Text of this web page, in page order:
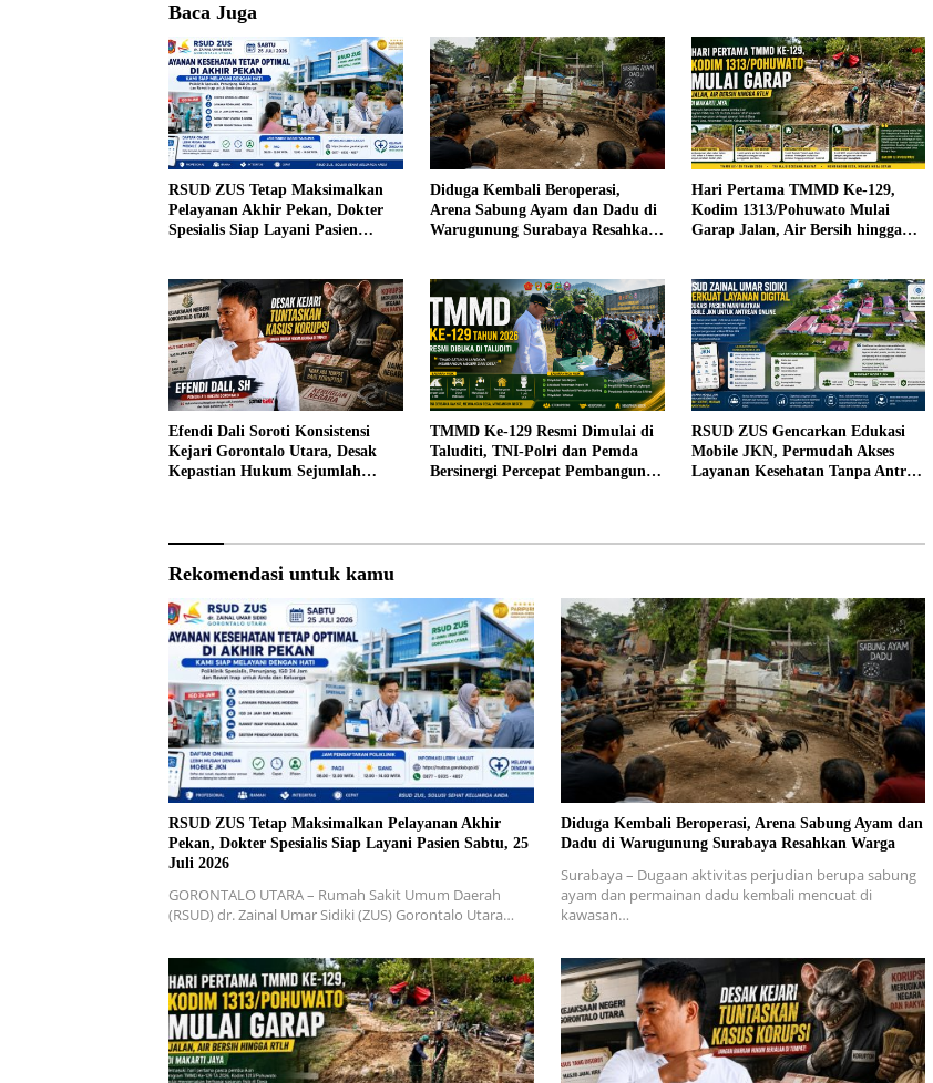
Baca Juga
RSUD ZUS Tetap Maksimalkan
Pelayanan Akhir Pekan, Dokter
Spesialis Siap Layani Pasien
Diduga Kembali Beroperasi,
Arena Sabung Ayam dan Dadu di
Warugunung Surabaya Resahkan
Hari Pertama TMMD Ke-129,
Kodim 1313/Pohuwato Mulai
Garap Jalan, Air Bersih hingga
Efendi Dali Soroti Konsistensi
Kejari Gorontalo Utara, Desak
Kepastian Hukum Sejumlah
TMMD Ke-129 Resmi Dimulai di
Taluditi, TNI-Polri dan Pemda
Bersinergi Percepat Pembangunan
RSUD ZUS Gencarkan Edukasi
Mobile JKN, Permudah Akses
Layanan Kesehatan Tanpa Antre
Rekomendasi untuk kamu
RSUD ZUS Tetap Maksimalkan Pelayanan Akhir
Pekan, Dokter Spesialis Siap Layani Pasien Sabtu, 25
Juli 2026
GORONTALO UTARA – Rumah Sakit Umum Daerah
(RSUD) dr. Zainal Umar Sidiki (ZUS) Gorontalo Utara…
Diduga Kembali Beroperasi, Arena Sabung Ayam dan
Dadu di Warugunung Surabaya Resahkan Warga
Surabaya – Dugaan aktivitas perjudian berupa sabung
ayam dan permainan dadu kembali mencuat di
kawasan…